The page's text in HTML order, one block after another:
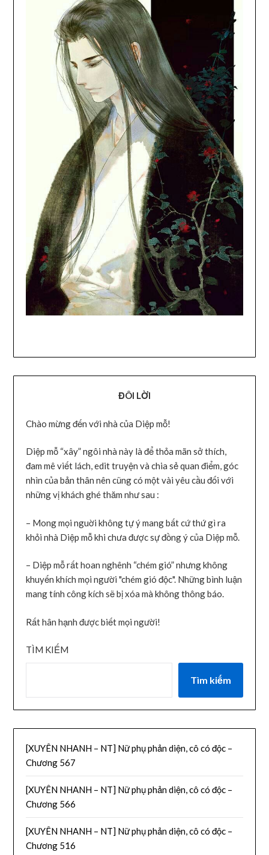
ĐÔI LỜI
Chào mừng đến với nhà của Diệp mỗ!
Diệp mỗ “xây” ngôi nhà này là để thỏa mãn sở thích,
đam mê viết lách, edit truyện và chia sẻ quan điểm, góc
nhìn của bản thân nên cũng có một vài yêu cầu đối với
những vị khách ghé thăm như sau :
– Mong mọi nguời không tự ý mang bất cứ thứ gì ra
khỏi nhà Diệp mỗ khi chưa được sự đồng ý của Diệp mỗ.
– Diệp mỗ rất hoan nghênh “chém gió” nhưng không
khuyến khích mọi người "chém gió độc". Những bình luận
mang tính công kích sẽ bị xóa mà không thông báo.
Rất hân hạnh được biết mọi người!
TÌM KIẾM
Tìm kiếm
[XUYÊN NHANH – NT] Nữ phụ phản diện, cô có độc –
Chương 567
[XUYÊN NHANH – NT] Nữ phụ phản diện, cô có độc –
Chương 566
[XUYÊN NHANH – NT] Nữ phụ phản diện, cô có độc –
Chương 516